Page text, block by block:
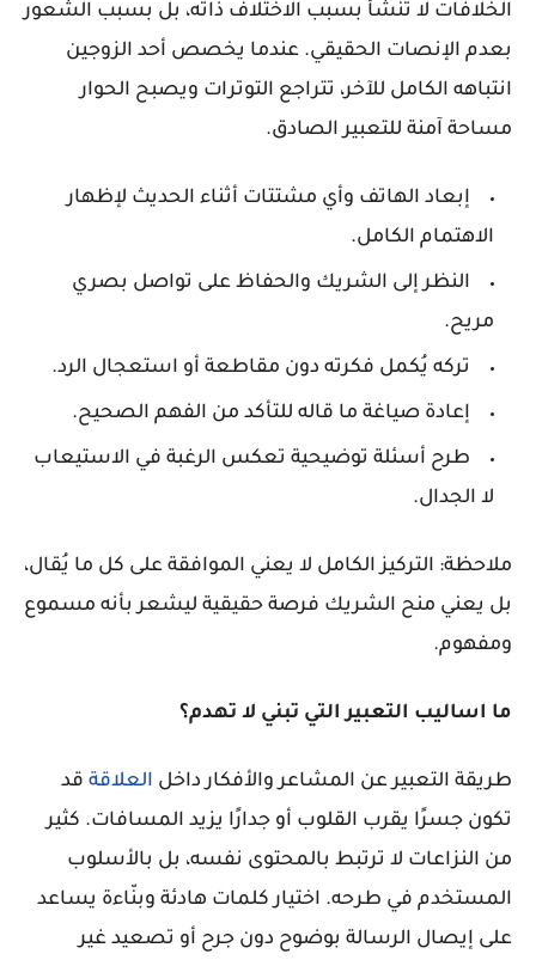
الخلافات لا تنشأ بسبب الاختلاف ذاته، بل بسبب الشعور
بعدم الإنصات الحقيقي. عندما يخصص أحد الزوجين
انتباهه الكامل للآخر، تتراجع التوترات ويصبح الحوار
مساحة آمنة للتعبير الصادق.
إبعاد الهاتف وأي مشتتات أثناء الحديث لإظهار
الاهتمام الكامل.
النظر إلى الشريك والحفاظ على تواصل بصري
مريح.
تركه يُكمل فكرته دون مقاطعة أو استعجال الرد.
إعادة صياغة ما قاله للتأكد من الفهم الصحيح.
طرح أسئلة توضيحية تعكس الرغبة في الاستيعاب
لا الجدال.
ملاحظة: التركيز الكامل لا يعني الموافقة على كل ما يُقال،
بل يعني منح الشريك فرصة حقيقية ليشعر بأنه مسموع
ومفهوم.
ما اساليب التعبير التي تبني لا تهدم؟
طريقة التعبير عن المشاعر والأفكار داخل العلاقة قد
تكون جسرًا يقرب القلوب أو جدارًا يزيد المسافات. كثير
من النزاعات لا ترتبط بالمحتوى نفسه، بل بالأسلوب
المستخدم في طرحه. اختيار كلمات هادئة وبنّاءة يساعد
على إيصال الرسالة بوضوح دون جرح أو تصعيد غير